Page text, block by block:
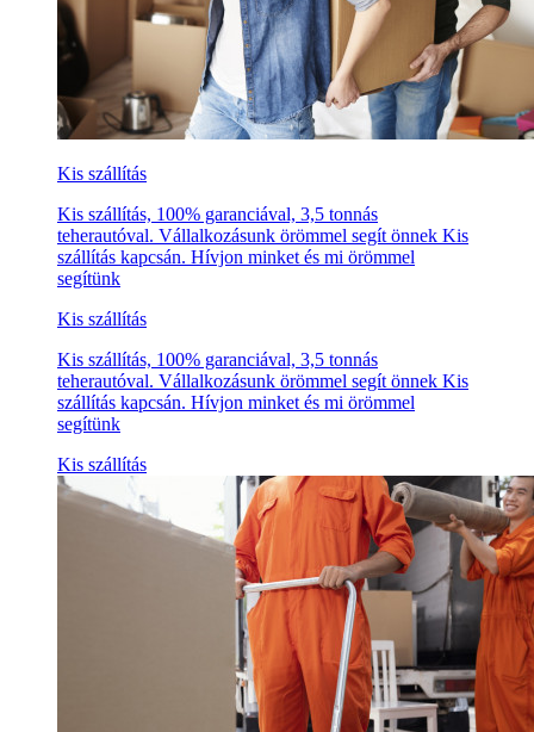
Kis szállítás
Kis szállítás, 100% garanciával, 3,5 tonnás
teherautóval. Vállalkozásunk örömmel segít önnek Kis
szállítás kapcsán. Hívjon minket és mi örömmel
segítünk
Kis szállítás
Kis szállítás, 100% garanciával, 3,5 tonnás
teherautóval. Vállalkozásunk örömmel segít önnek Kis
szállítás kapcsán. Hívjon minket és mi örömmel
segítünk
Kis szállítás